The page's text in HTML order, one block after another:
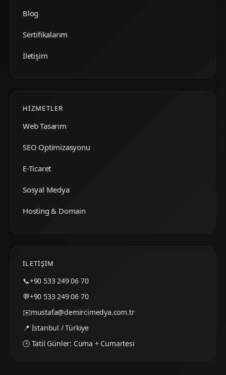
Blog
Sertifikalarım
İletişim
HIZMETLER
Web Tasarım
SEO Optimizasyonu
E-Ticaret
Sosyal Medya
Hosting & Domain
İLETIŞIM
📞+90 533 249 06 70
💬+90 533 249 06 70
✉️mustafa@demircimedya.com.tr
📍 İstanbul / Türkiye
🕒 Tatil Günler: Cuma + Cumartesi